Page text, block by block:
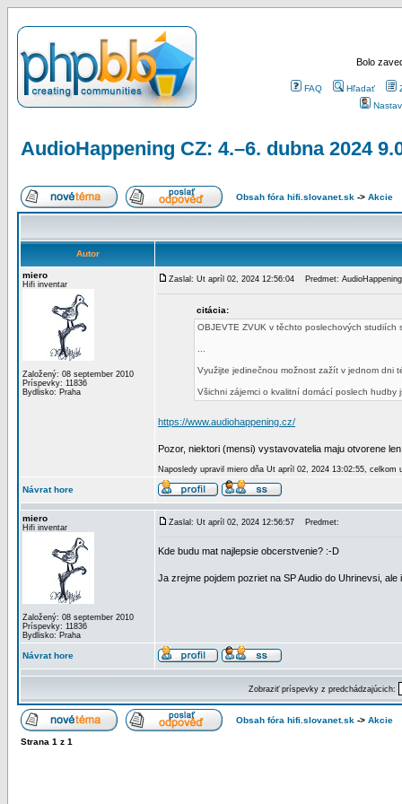
Bolo
FAQ Hľadať
AudioHappening CZ: 4.–6. dubna 2024
Obsah fóra hifi.slovanet.sk -> Akcie
Autor
miero
Hifi inventar
Založený: 08 september 2010
Príspevky: 11836
Bydlisko: Praha
Zaslal: Ut apríl 02, 2024 12:56:04 Predmet:
citácia:
OBJEVTE ZVUK v těchto poslechových
Využijte jedinečnou možnost zažít v jednom dni
Všichni zájemci o kvalitní domácí poslech hudby
https://www.audiohappening.cz/
Pozor, niektori (mensi) vystavovatelia maju otvorene
Naposledy upravil miero dňa Ut apríl 02, 2024 13:02:55, celkom
Návrat hore
miero
Hifi inventar
Založený: 08 september 2010
Príspevky: 11836
Bydlisko: Praha
Zaslal: Ut apríl 02, 2024 12:56:57 Predmet:
Kde budu mat najlepsie obcerstvenie? :-D
Ja zrejme pojdem pozriet na SP Audio do Uhrinevsi, ale
Návrat hore
Zobraziť príspevky z predchádzajúcich:
Obsah fóra hifi.slovanet.sk -> Akcie
Strana 1 z 1